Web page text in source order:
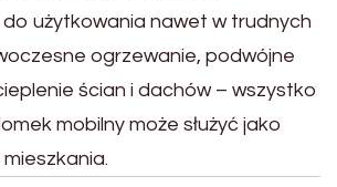
użytkowania nawet w trudnych
ogrzewanie, podwójne
ścian i dachów – wszystko
mobilny może służyć jako